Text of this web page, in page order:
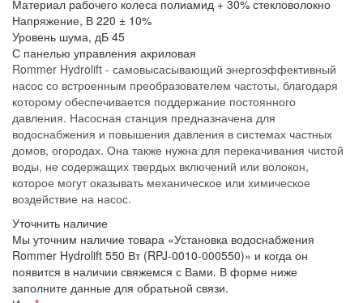
Материал рабочего колеса полиамид + 30% стекловолокно
Напряжение, В 220 ± 10%
Уровень шума, дБ 45
С панелью управления акриловая
Rommer Hydrolift - самовысасывающий энергоэффективный
насос со встроенным преобразователем частоты, благодаря
которому обеспечивается поддержание постоянного
давления. Насосная станция предназначена для
водоснабжения и повышения давления в системах частных
домов, огородах. Она также нужна для перекачивания чистой
воды, не содержащих твердых включений или волокон,
которое могут оказывать механическое или химическое
воздействие на насос.
Уточнить наличие
Мы уточним наличие товара «Установка водоснабжения
Rommer Hydrolift 550 Вт (RPJ-0010-000550)» и когда он
появится в наличии свяжемся с Вами. В форме ниже
заполните данные для обратьной связи.